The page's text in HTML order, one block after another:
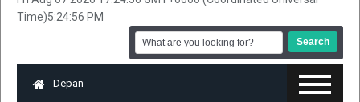
Time)5:24:56 PM
Depan